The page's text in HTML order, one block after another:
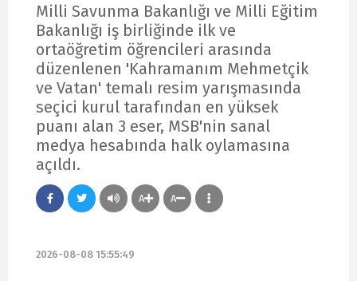
Milli Savunma Bakanlığı ve Milli Eğitim
Bakanlığı iş birliğinde ilk ve
ortaöğretim öğrencileri arasında
düzenlenen 'Kahramanım Mehmetçik
ve Vatan' temalı resim yarışmasında
seçici kurul tarafından en yüksek
puanı alan 3 eser, MSB'nin sanal
medya hesabında halk oylamasına
açıldı.
A A
2026-08-08 15:55:49